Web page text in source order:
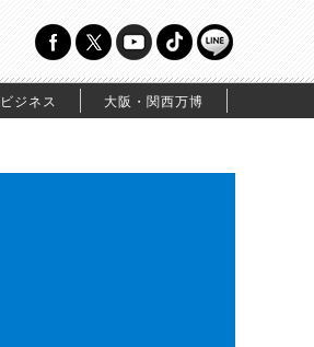
ビジネス 大阪・関西万博